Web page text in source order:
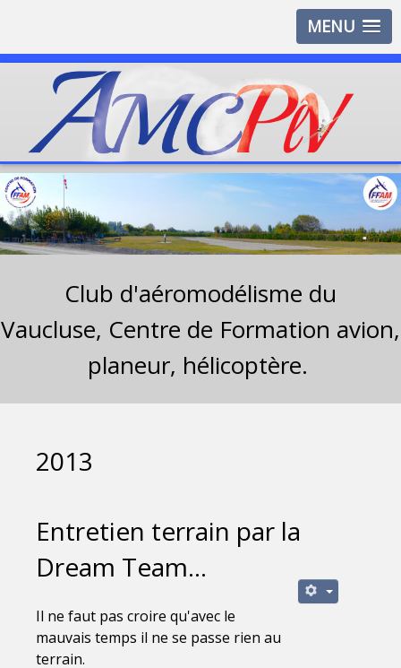
MENU
Club d'aéromodélisme du
Vaucluse, Centre de Formation avion,
planeur, hélicoptère.
2013
Entretien terrain par la
Dream Team...
Il ne faut pas croire qu'avec le
mauvais temps il ne se passe rien au
terrain.